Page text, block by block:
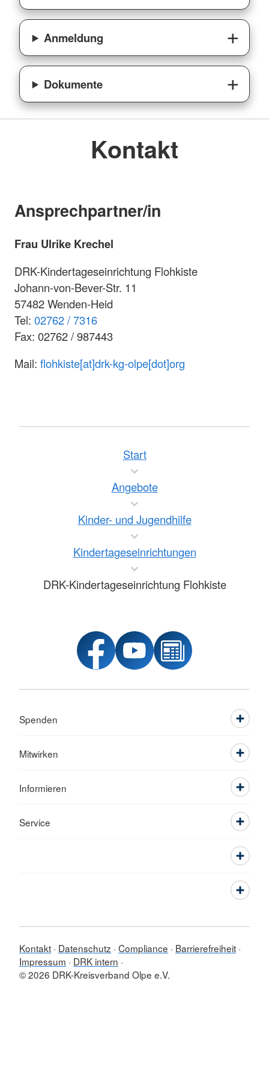
Anmeldung
Dokumente
Kontakt
Ansprechpartner/in
Frau Ulrike Krechel
DRK-Kindertageseinrichtung Flohkiste
Johann-von-Bever-Str. 11
57482 Wenden-Heid
Tel: 02762 / 7316
Fax: 02762 / 987443
Mail: flohkiste[at]drk-kg-olpe[dot]org
Start
Angebote
Kinder- und Jugendhilfe
Kindertageseinrichtungen
DRK-Kindertageseinrichtung Flohkiste
Spenden
Mitwirken
Informieren
Service
Kontakt Datenschutz Compliance
Barrierefreiheit
Impressum
DRK intern
© 2026 DRK-Kreisverband Olpe e.V.